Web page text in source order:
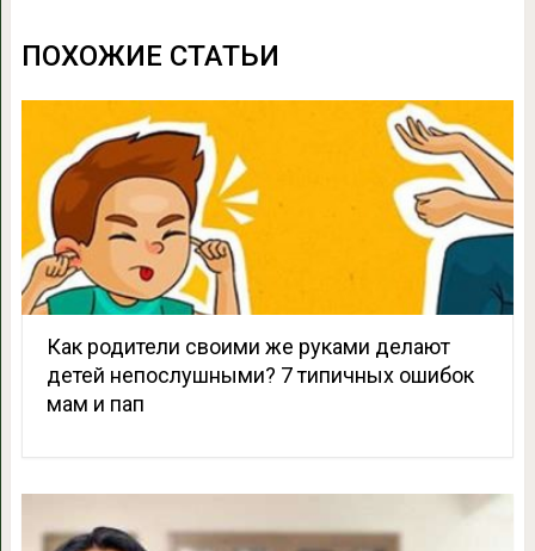
ПОХОЖИЕ СТАТЬИ
Как родители своими же руками делают
детей непослушными? 7 типичных ошибок
мам и пап